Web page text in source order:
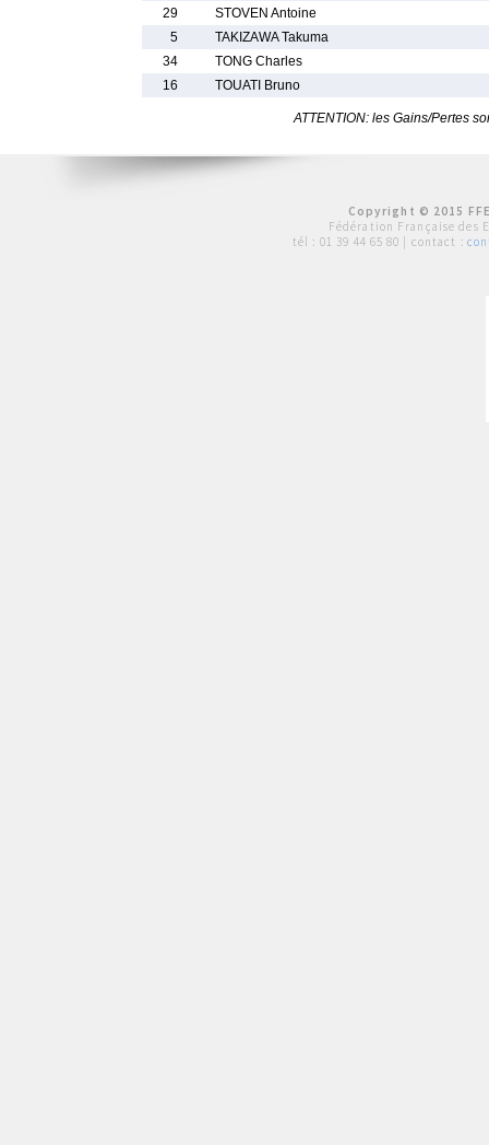
29
STOVEN Antoine
5
TAKIZAWA Takuma
34
TONG Charles
16
TOUATI Bruno
ATTENTION: les Gains/Pertes
Copyright © 2015
Fédération Française des
tél : 01 39 44 65 80 | contact :